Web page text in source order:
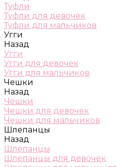
Туфли
Туфли для девочек
Туфли для мальчиков
Угги
Назад
Угги
Угги для девочек
Угги для мальчиков
Чешки
Назад
Чешки
Чешки для девочек
Чешки для мальчиков
Шлепанцы
Назад
Шлепанцы
Шлепанцы для девочек